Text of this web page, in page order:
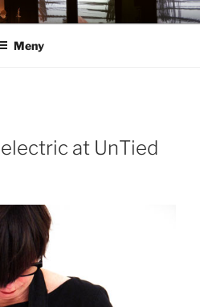
Meny
at UnTied